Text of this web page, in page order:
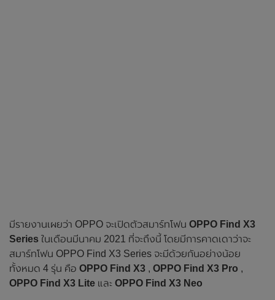
มีรายงานเผยว่า OPPO จะเปิดตัวสมาร์ทโฟน OPPO Find X3
Series ในเดือนมีนาคม 2021 ที่จะถึงนี้ โดยมีการคาดเดาว่าจะ
สมาร์ทโฟน OPPO Find X3 Series จะมีด้วยกันอย่างน้อย
ทั้งหมด 4 รุ่น คือ OPPO Find X3 , OPPO Find X3 Pro ,
OPPO Find X3 Lite และ OPPO Find X3 Neo